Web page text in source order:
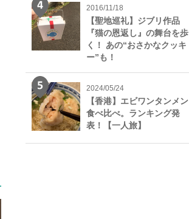
2016/11/18
【聖地巡礼】ジブリ作品
『猫の恩返し』の舞台を歩
く！ あの“おさかなクッキ
ー”も！
2024/05/24
【香港】エビワンタンメン
食べ比べ。ランキング発
表！【一人旅】